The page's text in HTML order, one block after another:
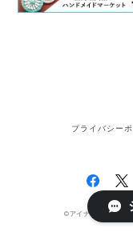
プライバシー
©アイナフAinaf｜手